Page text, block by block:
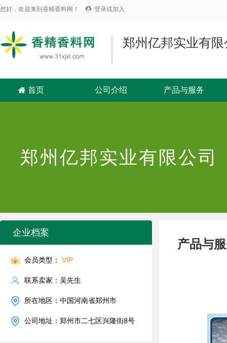
您好，欢迎来到香精香料网！  登录或加入
郑州亿邦实业有限
 首页 公司介绍 产品与服务
郑州亿邦实业有限公司
企业档案
会员类型： VIP
联系卖家：吴先生
所在地区：中国河南省郑州市
公司地址：郑州市二七区兴隆街8号
产品与